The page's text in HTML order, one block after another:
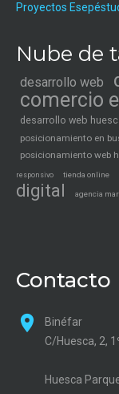
Proyectos
Nube de
desarrollo web
comercio
desarrollo web
posicionamiento en
posicionamiento web
responsivo tienda online
digital
agencia
Contacto
Binéfar
C/Huesca, 2,
Huesca